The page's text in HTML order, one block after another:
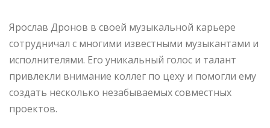
Ярослав Дронов в своей музыкальной карьере
сотрудничал с многими известными музыкантами и
исполнителями. Его уникальный голос и талант
привлекли внимание коллег по цеху и помогли ему
создать несколько незабываемых совместных
проектов.